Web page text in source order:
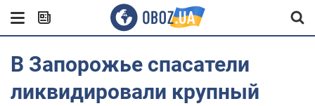
В Запорожье спасатели
ликвидировали крупный